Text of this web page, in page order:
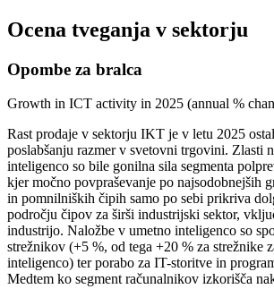
Ocena tveganja v sektorju
Opombe za bralca
Growth in ICT activity in 2025 (annual %
Rast prodaje v sektorju IKT je v letu 2025
poslabšanju razmer v svetovni trgovini. Zlasti
inteligenco so bile gonilna sila segmenta
kjer močno povpraševanje po najsodobnejših
in pomnilniških čipih samo po sebi prikriva
področju čipov za širši industrijski sektor,
industrijo. Naložbe v umetno inteligenco so
strežnikov (+5 %, od tega +20 % za strežnike
inteligenco) ter porabo za IT-storitve in
Medtem ko segment računalnikov izkorišča